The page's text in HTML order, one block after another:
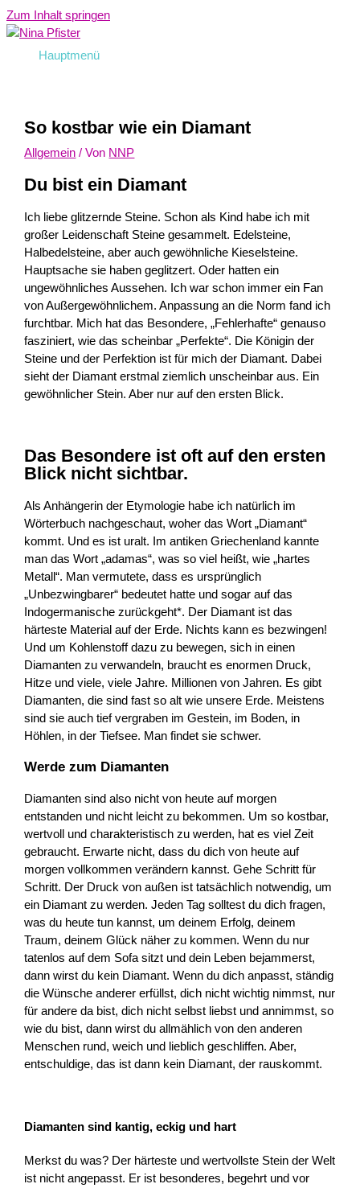
Zum Inhalt springen
Hauptmenü
So kostbar wie ein Diamant
Allgemein / Von NNP
Du bist ein Diamant
Ich liebe glitzernde Steine. Schon als Kind habe ich mit
großer Leidenschaft Steine gesammelt. Edelsteine,
Halbedelsteine, aber auch gewöhnliche Kieselsteine.
Hauptsache sie haben geglitzert. Oder hatten ein
ungewöhnliches Aussehen. Ich war schon immer ein Fan
von Außergewöhnlichem. Anpassung an die Norm fand ich
furchtbar. Mich hat das Besondere, „Fehlerhafte“ genauso
fasziniert, wie das scheinbar „Perfekte“. Die Königin der
Steine und der Perfektion ist für mich der Diamant. Dabei
sieht der Diamant erstmal ziemlich unscheinbar aus. Ein
gewöhnlicher Stein. Aber nur auf den ersten Blick.
Das Besondere ist oft auf den ersten
Blick nicht sichtbar.
Als Anhängerin der Etymologie habe ich natürlich im
Wörterbuch nachgeschaut, woher das Wort „Diamant“
kommt. Und es ist uralt. Im antiken Griechenland kannte
man das Wort „adamas“, was so viel heißt, wie „hartes
Metall“. Man vermutete, dass es ursprünglich
„Unbezwingbarer“ bedeutet hatte und sogar auf das
Indogermanische zurückgeht*. Der Diamant ist das
härteste Material auf der Erde. Nichts kann es bezwingen!
Und um Kohlenstoff dazu zu bewegen, sich in einen
Diamanten zu verwandeln, braucht es enormen Druck,
Hitze und viele, viele Jahre. Millionen von Jahren. Es gibt
Diamanten, die sind fast so alt wie unsere Erde. Meistens
sind sie auch tief vergraben im Gestein, im Boden, in
Höhlen, in der Tiefsee. Man findet sie schwer.
Werde zum Diamanten
Diamanten sind also nicht von heute auf morgen
entstanden und nicht leicht zu bekommen. Um so kostbar,
wertvoll und charakteristisch zu werden, hat es viel Zeit
gebraucht. Erwarte nicht, dass du dich von heute auf
morgen vollkommen verändern kannst. Gehe Schritt für
Schritt. Der Druck von außen ist tatsächlich notwendig, um
ein Diamant zu werden. Jeden Tag solltest du dich fragen,
was du heute tun kannst, um deinem Erfolg, deinem
Traum, deinem Glück näher zu kommen. Wenn du nur
tatenlos auf dem Sofa sitzt und dein Leben bejammerst,
dann wirst du kein Diamant. Wenn du dich anpasst, ständig
die Wünsche anderer erfüllst, dich nicht wichtig nimmst, nur
für andere da bist, dich nicht selbst liebst und annimmst, so
wie du bist, dann wirst du allmählich von den anderen
Menschen rund, weich und lieblich geschliffen. Aber,
entschuldige, das ist dann kein Diamant, der rauskommt.
Diamanten sind kantig, eckig und hart
Merkst du was? Der härteste und wertvollste Stein der Welt
ist nicht angepasst. Er ist besonderes, begehrt und vor